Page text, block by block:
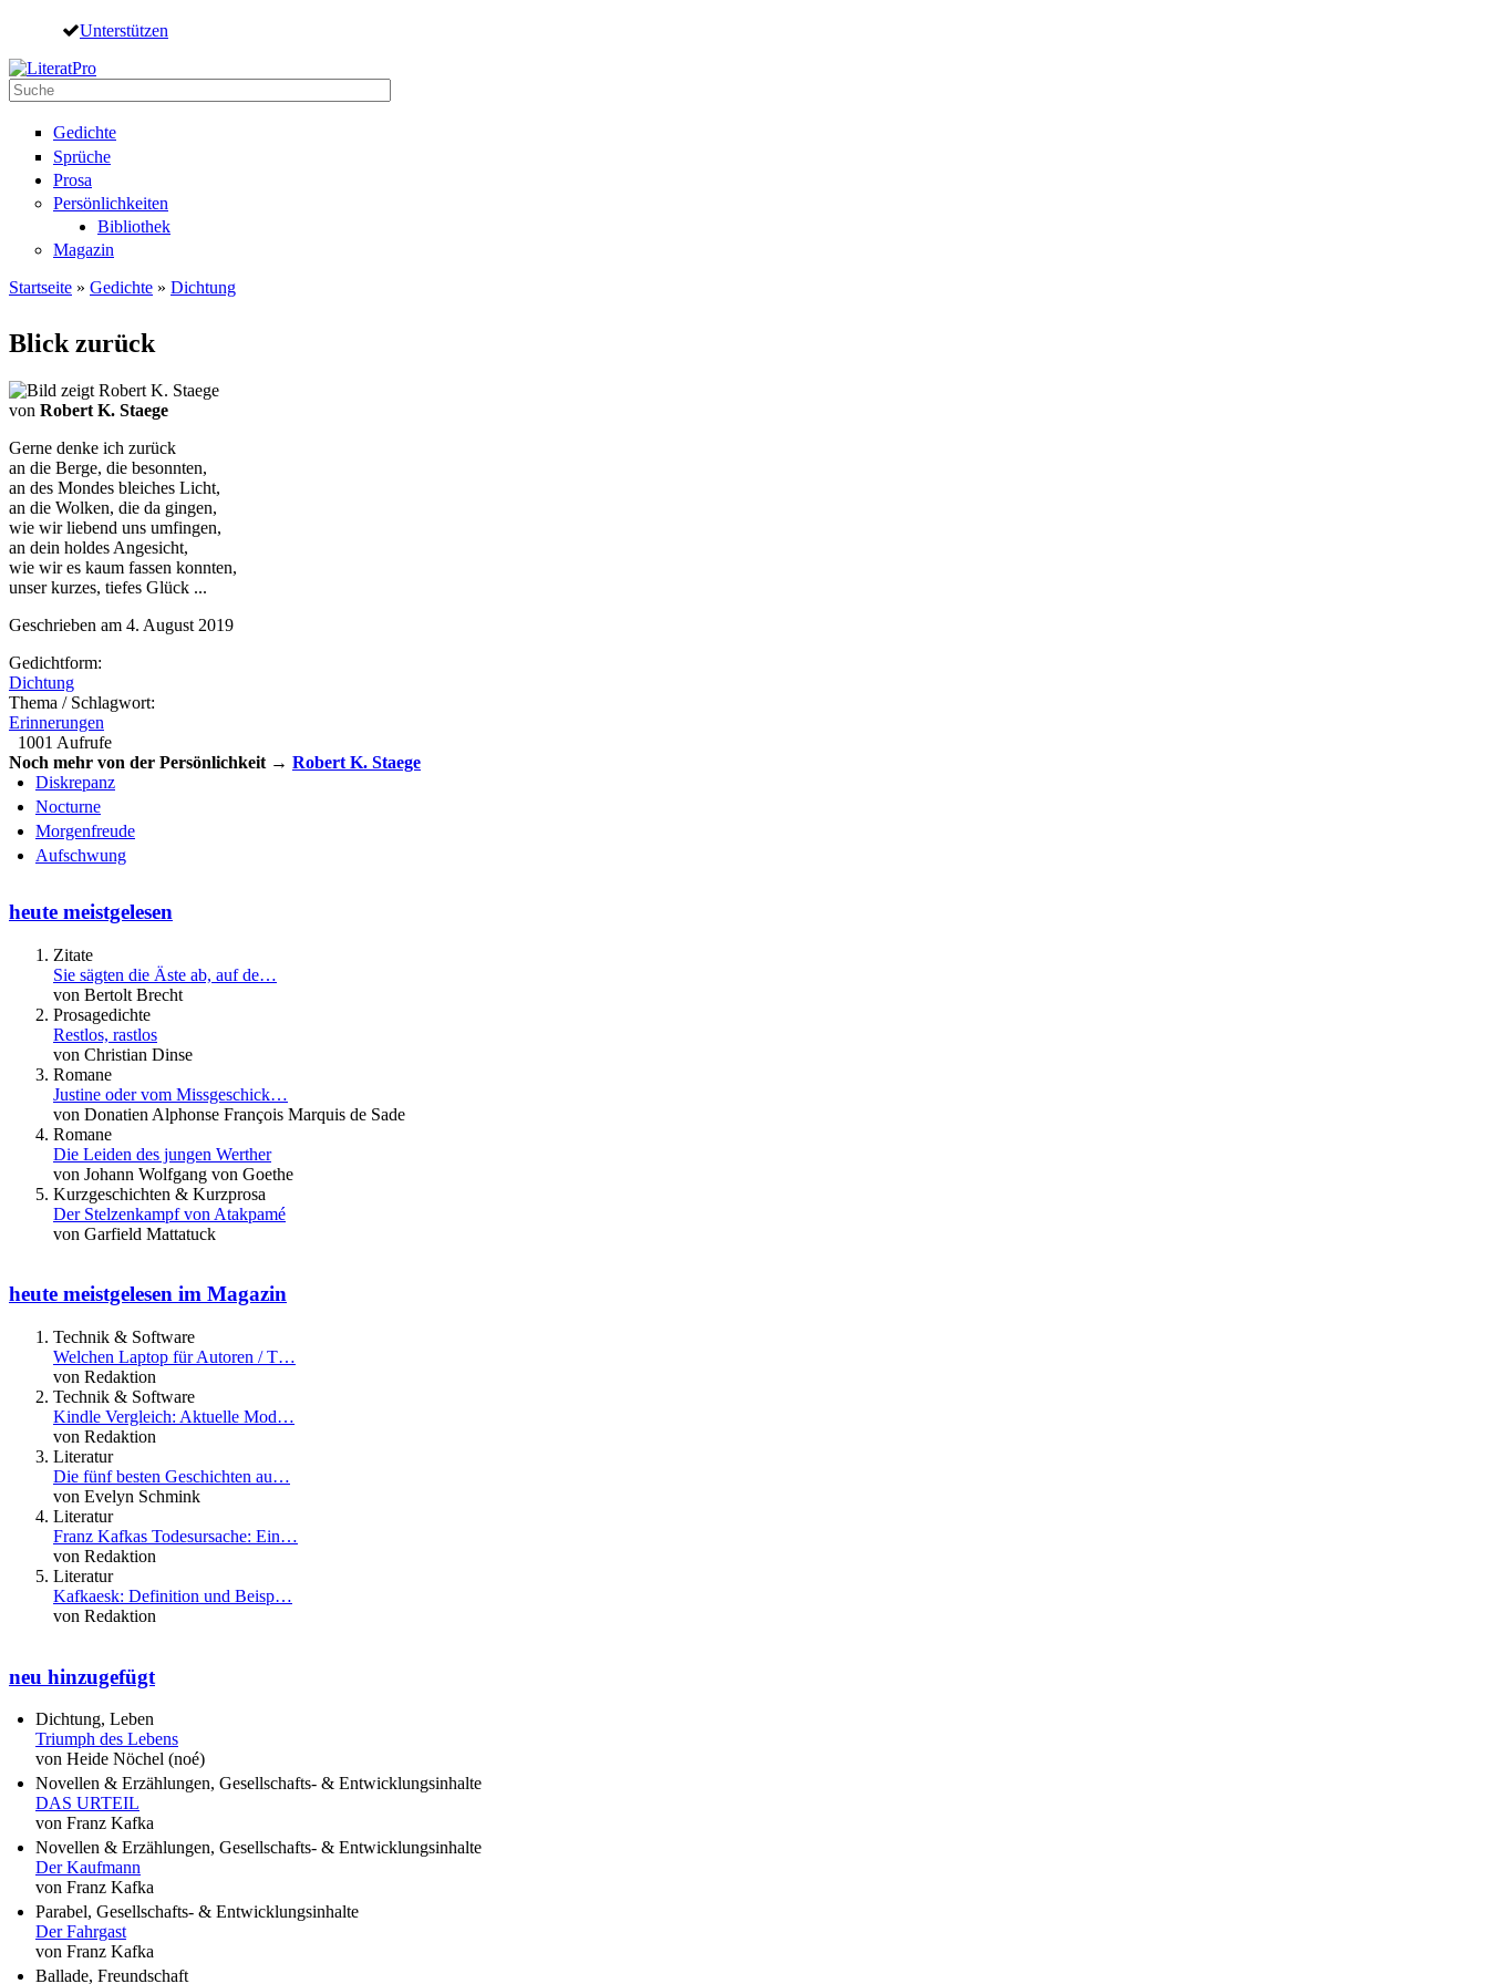
Direkt zum Inhalt
Unterstützen
Suche
Gedichte
Sprüche
Prosa
Persönlichkeiten
Bibliothek
Magazin
Startseite » Gedichte » Dichtung
Blick zurück
von Robert K. Staege
Gerne denke ich zurück
an die Berge, die besonnten,
an des Mondes bleiches Licht,
an die Wolken, die da gingen,
wie wir liebend uns umfingen,
an dein holdes Angesicht,
wie wir es kaum fassen konnten,
unser kurzes, tiefes Glück ...
Geschrieben am 4. August 2019
Gedichtform:
Dichtung
Thema / Schlagwort:
Erinnerungen
1001 Aufrufe
Noch mehr von der Persönlichkeit → Robert K. Staege
Diskrepanz
Nocturne
Morgenfreude
Aufschwung
heute meistgelesen
Zitate
Sie sägten die Äste ab, auf de…
von Bertolt Brecht
Prosagedichte
Restlos, rastlos
von Christian Dinse
Romane
Justine oder vom Missgeschick…
von Donatien Alphonse François Marquis de Sade
Romane
Die Leiden des jungen Werther
von Johann Wolfgang von Goethe
Kurzgeschichten & Kurzprosa
Der Stelzenkampf von Atakpamé
von Garfield Mattatuck
heute meistgelesen im Magazin
Technik & Software
Welchen Laptop für Autoren / T…
von Redaktion
Technik & Software
Kindle Vergleich: Aktuelle Mod…
von Redaktion
Literatur
Die fünf besten Geschichten au…
von Evelyn Schmink
Literatur
Franz Kafkas Todesursache: Ein…
von Redaktion
Literatur
Kafkaesk: Definition und Beisp…
von Redaktion
neu hinzugefügt
Dichtung, Leben
Triumph des Lebens
von Heide Nöchel (noé)
Novellen & Erzählungen, Gesellschafts- & Entwicklungsinhalte
DAS URTEIL
von Franz Kafka
Novellen & Erzählungen, Gesellschafts- & Entwicklungsinhalte
Der Kaufmann
von Franz Kafka
Parabel, Gesellschafts- & Entwicklungsinhalte
Der Fahrgast
von Franz Kafka
Ballade, Freundschaft